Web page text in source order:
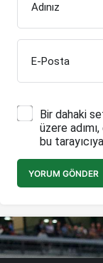
Adınız
E-Posta
Bir dahaki
üzere
bu
YORUM GÖNDER